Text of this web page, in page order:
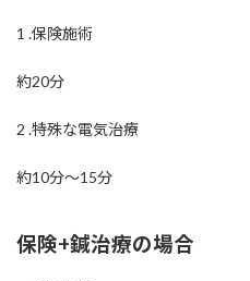
1 .保険施術
約20分
2 .特殊な電気治療
約10分～15分
保険+鍼治療の場合